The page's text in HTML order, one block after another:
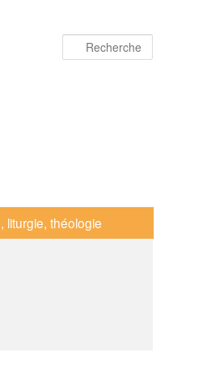
liturgie, théologie